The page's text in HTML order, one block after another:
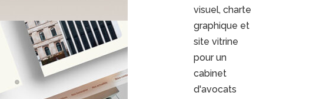
visuel, charte
graphique et
site vitrine
pour un
cabinet
d'avocats